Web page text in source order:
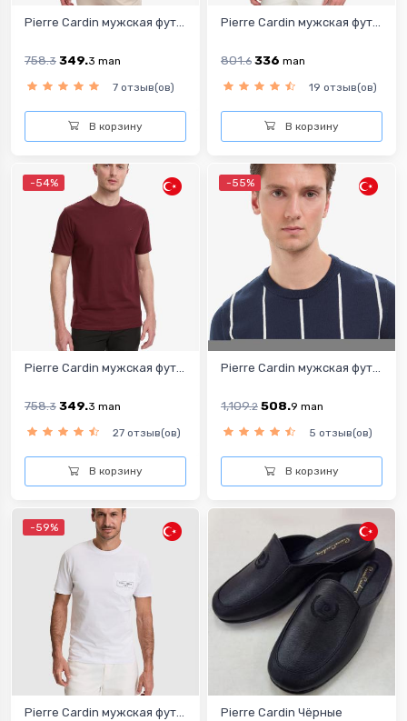
Pierre Cardin мужская фут...
758.3 349.3 man
7 отзыв(ов)
В корзину
Pierre Cardin мужская фут...
801.6 336 man
19 отзыв(ов)
В корзину
-54%
Pierre Cardin мужская фут...
758.3 349.3 man
27 отзыв(ов)
В корзину
-55%
Pierre Cardin мужская фут...
1,109.2 508.9 man
5 отзыв(ов)
В корзину
-59%
Pierre Cardin мужская фут...
Pierre Cardin Чёрные